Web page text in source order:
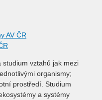
AV ČR
vztahů jak mezi
organismy;
prostředí. Studium
a systémy